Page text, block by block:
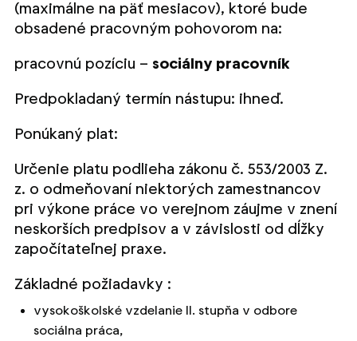
(maximálne na päť mesiacov), ktoré bude
obsadené pracovným pohovorom na:
pracovnú pozíciu – sociálny pracovník
Predpokladaný termín nástupu: ihneď.
Ponúkaný plat:
Určenie platu podlieha zákonu č. 553/2003 Z.
z. o odmeňovaní niektorých zamestnancov
pri výkone práce vo verejnom záujme v znení
neskorších predpisov a v závislosti od dĺžky
započítateľnej praxe.
Základné požiadavky :
vysokoškolské vzdelanie II. stupňa v odbore
sociálna práca,